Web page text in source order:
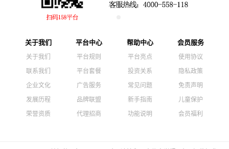
关于我们
关于我们
联系我们
企业文化
发展历程
荣誉资质
平台中心
平台规则
平台套餐
广告服务
品牌联盟
代理招商
帮助中心
平台亮点
投资关系
常见问题
新手指南
功能说明
会员服务
使用协议
隐私政策
免责声明
儿童保护
会员福利